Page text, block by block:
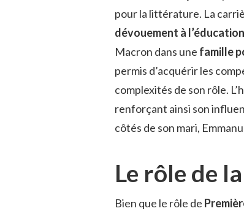
pour la littérature. La
dévouement à l’éducation
Macron dans une famille
permis d’acquérir les
complexités de son rôle.
renforçant ainsi son
côtés de son mari,
Le rôle de
Bien que le rôle de